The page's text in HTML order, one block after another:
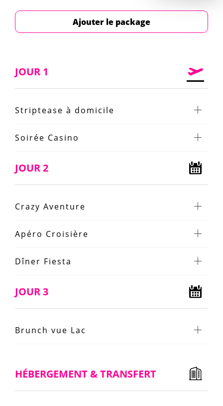
Ajouter le package
JOUR 1
Striptease à domicile
Soirée Casino
JOUR 2
Crazy Aventure
Apéro Croisière
Dîner Fiesta
JOUR 3
Brunch vue Lac
HÉBERGEMENT & TRANSFERT